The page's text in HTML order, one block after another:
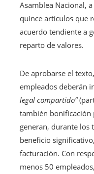
Asamblea Nacional,
quince artículos que
acuerdo tendiente a
reparto de valores.
De aprobarse el
empleados deberán
legal compartido”
también bonificación
generan, durante los
beneficio
facturación. Con
menos 50